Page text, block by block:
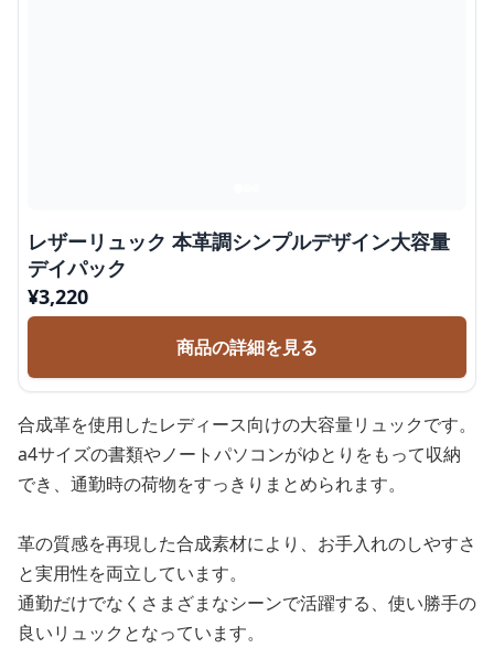
レザーリュック 本革調シンプルデザイン大容量
デイパック
¥3,220
商品の詳細を見る
合成革を使用したレディース向けの大容量リュックです。
a4サイズの書類やノートパソコンがゆとりをもって収納
でき、通勤時の荷物をすっきりまとめられます。
革の質感を再現した合成素材により、お手入れのしやすさ
と実用性を両立しています。
通勤だけでなくさまざまなシーンで活躍する、使い勝手の
良いリュックとなっています。